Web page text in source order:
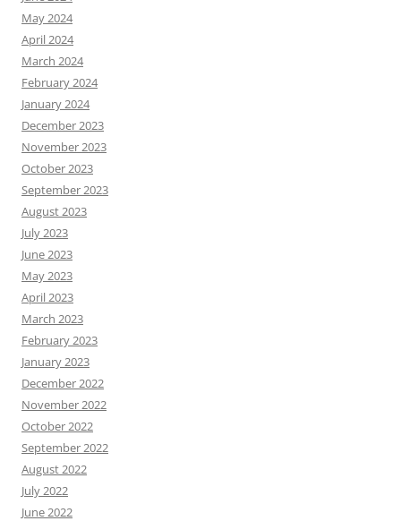
May 2024
April 2024
March 2024
February 2024
January 2024
December 2023
November 2023
October 2023
September 2023
August 2023
July 2023
June 2023
May 2023
April 2023
March 2023
February 2023
January 2023
December 2022
November 2022
October 2022
September 2022
August 2022
July 2022
June 2022